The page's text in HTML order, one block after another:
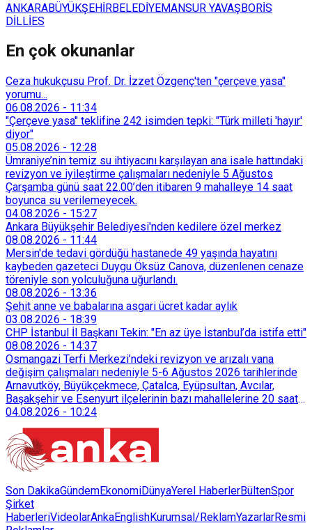
ANKARABÜYÜKŞEHİRBELEDİYEMANSUR YAVAŞBORİS
DİLLİES
En çok okunanlar
Ceza hukukçusu Prof. Dr. İzzet Özgenç'ten "çerçeve yasa"
yorumu...
06.08.2026 - 11:34
"Çerçeve yasa" teklifine 242 isimden tepki: "Türk milleti 'hayır'
diyor"
05.08.2026 - 12:28
Ümraniye’nin temiz su ihtiyacını karşılayan ana isale hattındaki
revizyon ve iyileştirme çalışmaları nedeniyle 5 Ağustos
Çarşamba günü saat 22.00’den itibaren 9 mahalleye 14 saat
boyunca su verilemeyecek.
04.08.2026 - 15:27
Ankara Büyükşehir Belediyesi'nden kedilere özel merkez
08.08.2026 - 11:44
Mersin'de tedavi gördüğü hastanede 49 yaşında hayatını
kaybeden gazeteci Duygu Öksüz Canova, düzenlenen cenaze
töreniyle son yolculuğuna uğurlandı.
08.08.2026 - 13:36
Şehit anne ve babalarına asgari ücret kadar aylık
03.08.2026 - 18:39
CHP İstanbul İl Başkanı Tekin: "En az üye İstanbul’da istifa etti"
08.08.2026 - 14:37
Osmangazi Terfi Merkezi’ndeki revizyon ve arızalı vana
değişim çalışmaları nedeniyle 5-6 Ağustos 2026 tarihlerinde
Arnavutköy, Büyükçekmece, Çatalca, Eyüpsultan, Avcılar,
Başakşehir ve Esenyurt ilçelerinin bazı mahallelerine 20 saat
süreyle su verilemeyecek.
04.08.2026 - 10:24
Son DakikaGündemEkonomiDünyaYerel HaberlerBültenSpor
Şirket
HaberleriVideolarAnkaEnglishKurumsal/ReklamYazarlarResmi